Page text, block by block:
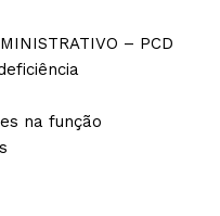
– PCD
na função